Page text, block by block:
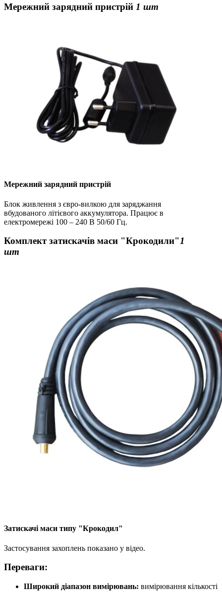
Мережний зарядний пристрій 1 шт
Мережний зарядний пристрій
Блок живлення з євро-вилкою для заряджання
вбудованого літієвого аккумулятора. Працює в
електромережі 100 – 240 В 50/60 Гц.
Комплект затискачів маси "Крокодили"1
шт
Затискачі маси типу "Крокодил"
Застосування захоплень показано у відео.
Переваги:
Широкий діапазон вимірювань: вимірювання кількості